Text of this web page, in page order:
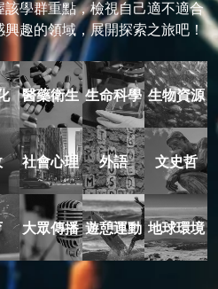
學群重點，檢視自己適不適合
趣的領域，展開探索之旅吧！
醫藥衛生 生命科學 生物資源
社會心理 外語 文史哲
大眾傳播 遊憩運動 地球環境